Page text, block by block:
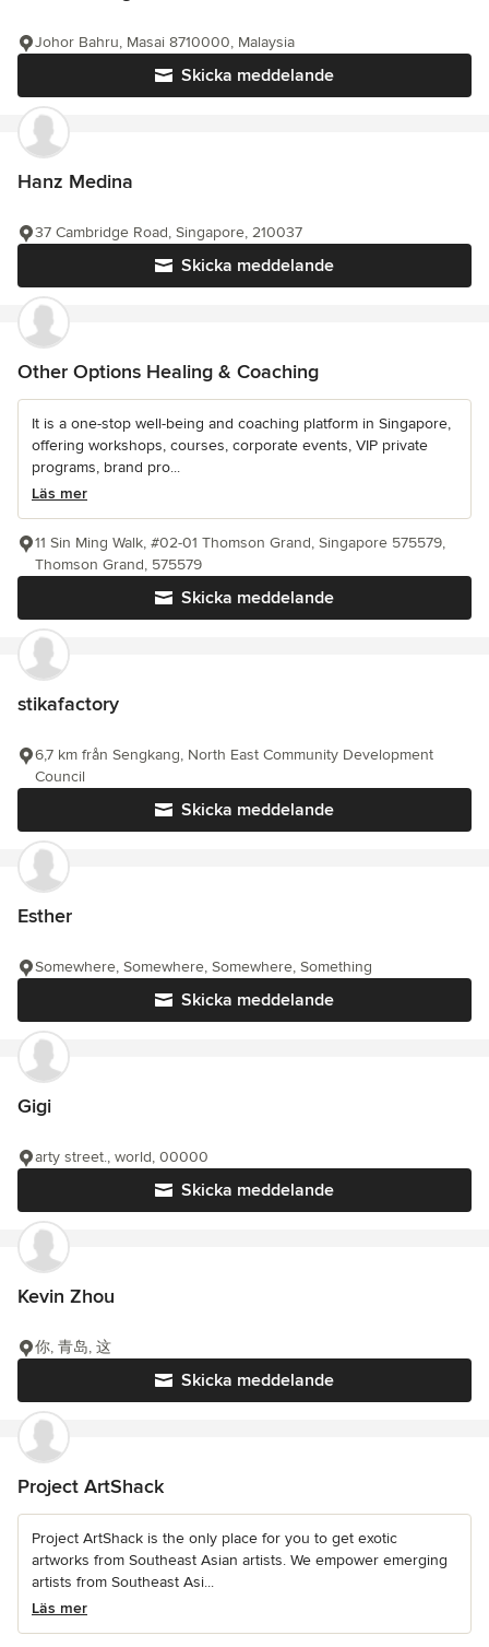
Skicka meddelande
Johor Bahru, Masai 8710000, Malaysia
Hanz Medina
Skicka meddelande
37 Cambridge Road, Singapore, 210037
Other Options Healing & Coaching
It is a one-stop well-being and coaching platform in Singapore,
offering workshops, courses, corporate events, VIP private
programs, brand pro...
Läs mer
Skicka meddelande
11 Sin Ming Walk, #02-01 Thomson Grand, Singapore 575579,
Thomson Grand, 575579
stikafactory
Skicka meddelande
6,7 km från Sengkang, North East Community Development
Council
Esther
Skicka meddelande
Somewhere, Somewhere, Somewhere, Something
Gigi
Skicka meddelande
arty street., world, 00000
Kevin Zhou
Skicka meddelande
你, 青岛, 这
Project ArtShack
Project ArtShack is the only place for you to get exotic
artworks from Southeast Asian artists. We empower emerging
artists from Southeast Asi...
Läs mer